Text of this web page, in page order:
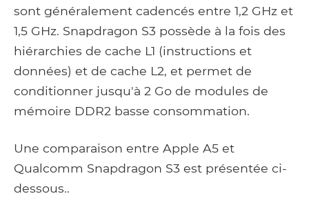
sont généralement cadencés entre 1,2 GHz et
1,5 GHz. Snapdragon S3 possède à la fois des
hiérarchies de cache L1 (instructions et
données) et de cache L2, et permet de
conditionner jusqu'à 2 Go de modules de
mémoire DDR2 basse consommation.
Une comparaison entre Apple A5 et
Qualcomm Snapdragon S3 est présentée ci-
dessous..